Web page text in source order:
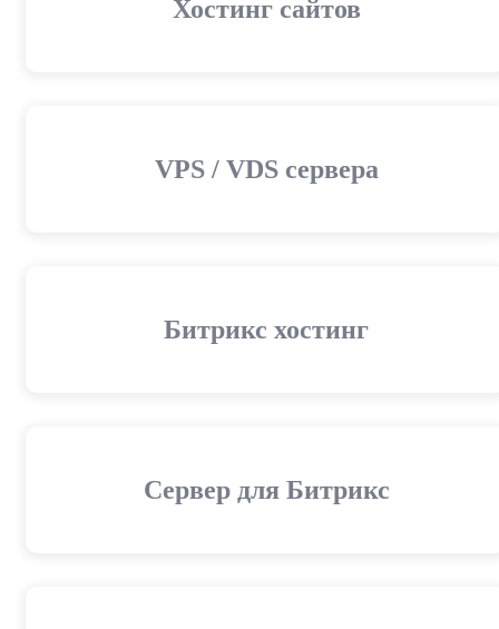
Хостинг сайтов
VPS / VDS сервера
Битрикс хостинг
Сервер для Битрикс